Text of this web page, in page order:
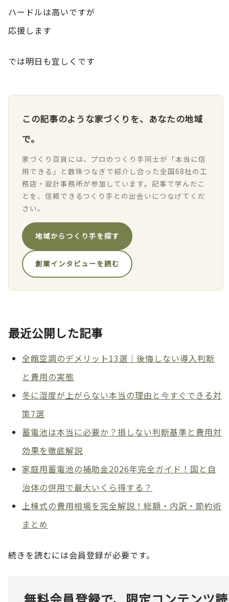
ハードルは高いですが
応援します
では明日も宜しくです
この記事のような家づくりを、あなたの地域
で。
家づくり百貨には、プロのつくり手同士が「本当に信
用できる」と数珠つなぎで紹介し合った全国68社の工
務店・設計事務所が参加しています。記事で学んだこ
とを、信頼できるつくり手との出会いにつなげてくだ
さい。
地域からつくり手を探す
創業インタビューを読む
最近公開した記事
全館空調のデメリット13選｜後悔しない導入判断
と費用の実態
冬に湿度が上がらない本当の理由と今すぐできる対
策7選
蓄電池は本当に必要か？損しない判断基準と費用対
効果を徹底解説
家庭用蓄電池の補助金2026年完全ガイド！国と自
治体の併用で最大いくら得する？
上棟式の費用相場を完全解説！総額・内訳・節約術
まとめ
続きを読むには会員登録が必要です。